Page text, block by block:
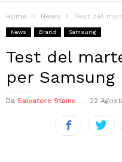
Home News Test del
News Brand Samsung
Test del
per Samsung
Da Salvatore Staine 22